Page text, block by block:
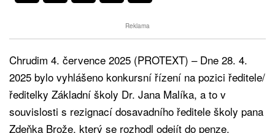
Reklama
Chrudim 4. července 2025 (PROTEXT) – Dne 28. 4.
2025 bylo vyhlášeno konkursní řízení na pozici ředitele/
ředitelky Základní školy Dr. Jana Malíka, a to v
souvislosti s rezignací dosavadního ředitele školy pana
Zdeňka Brože, který se rozhodl odejít do penze.